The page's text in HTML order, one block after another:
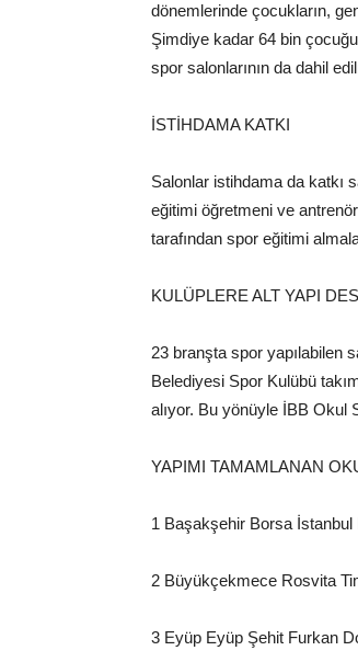
dönemlerinde çocukların,
Şimdiye kadar 64 bin
spor salonlarının da dahil
İSTİHDAMA KATKI
Salonlar istihdama da katkı
eğitimi öğretmeni ve
tarafından spor eğitimi
KULÜPLERE ALT YAPI
23 branşta spor yapılabilen
Belediyesi Spor Kulübü
alıyor. Bu yönüyle İBB Okul
YAPIMI TAMAMLANAN
1 Başakşehir Borsa
2 Büyükçekmece Rosvita
3 Eyüp Eyüp Şehit Furkan